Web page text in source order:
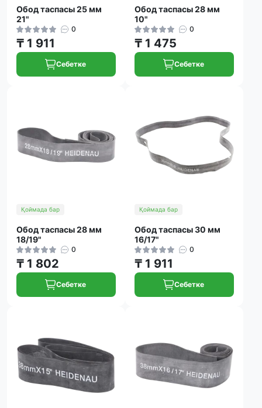
Обод таспасы 25 мм
21"
0
₸ 1 911
Себетке
Обод таспасы 28 мм
10"
0
₸ 1 475
Себетке
Қоймада бар
Обод таспасы 28 мм
18/19"
0
₸ 1 802
Себетке
Қоймада бар
Обод таспасы 30 мм
16/17"
0
₸ 1 911
Себетке